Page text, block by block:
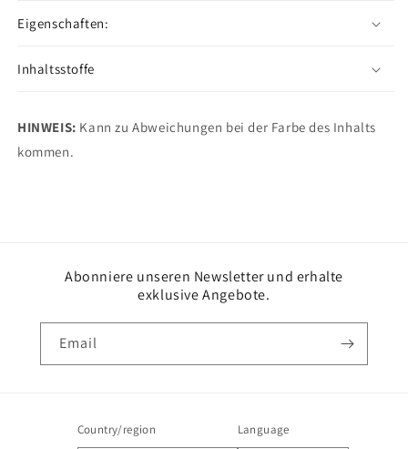
Eigenschaften:
Inhaltsstoffe
HINWEIS: Kann zu Abweichungen bei der Farbe des Inhalts
kommen.
Abonniere unseren Newsletter und erhalte
exklusive Angebote.
Email
Country/region Language